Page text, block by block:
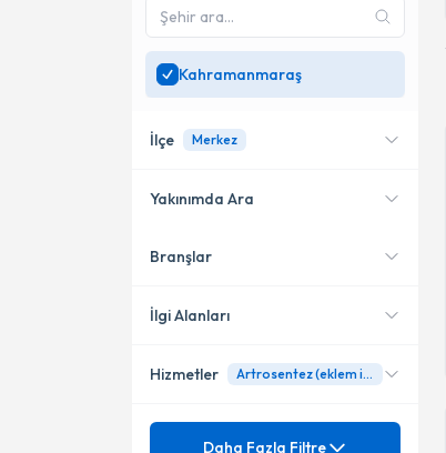
Kahramanmaraş
İlçe Merkez
Merkez
Yakınımda Ara
Konumuma yakın uzmanları
Branşlar
Ortopedi ve Travmatoloji
İlgi Alanları
Anevrizmal Kemik Kisti
Hizmetler Artrosentez (eklem içi sıvı aspirasyonu)
Mezuniyet
Daha Fazla Filtre